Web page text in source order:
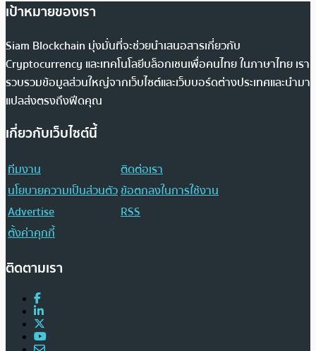
เป้าหมายของเรา
Siam Blockchain มุ่งมั่นที่จะช่วยนำเสนอสารเกี่ยวกับ
Cryptocurrency และเทคโนโลยีบล็อกเชนเพื่อคนไทย ในภาษาไทย เรา
รวบรวมข้อมูลส่วนใหญ่จากเว็บไซต์และเว็บบอร์ดต่างประเทศและนำมา
แปลส่งตรงถึงฟีดคุณ
เกี่ยวกับเว็บไซต์นี้
ทีมงาน
ติดต่อเรา
นโยบายความเป็นส่วนตัวข้อตกลงในการใช้งาน
Advertise
RSS
ตั้งค่าคุกกี้
ติดตามเรา